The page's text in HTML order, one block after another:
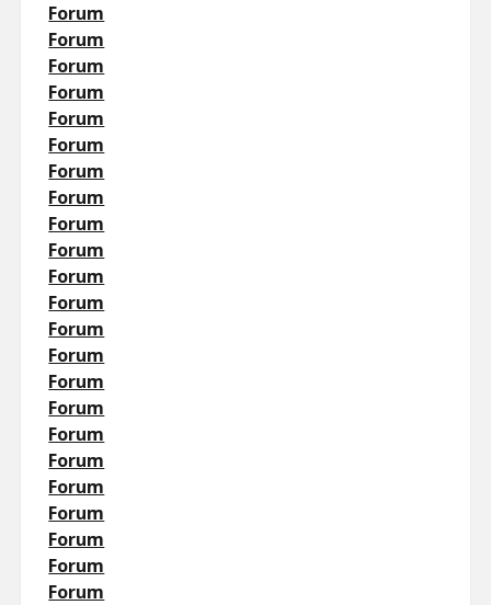
Forum
Forum
Forum
Forum
Forum
Forum
Forum
Forum
Forum
Forum
Forum
Forum
Forum
Forum
Forum
Forum
Forum
Forum
Forum
Forum
Forum
Forum
Forum